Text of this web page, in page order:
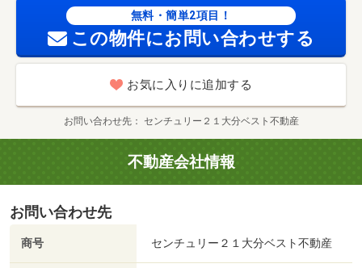
無料・簡単2項目！
この物件にお問い合わせする
お気に入りに追加する
お問い合わせ先 センチュリー２１大分ベスト不動産
不動産会社情報
お問い合わせ先
商号 センチュリー２１大分ベスト不動産